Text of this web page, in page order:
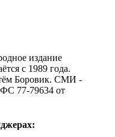
издание
с 1989 года.
Боровик. CМИ -
77-79634 от